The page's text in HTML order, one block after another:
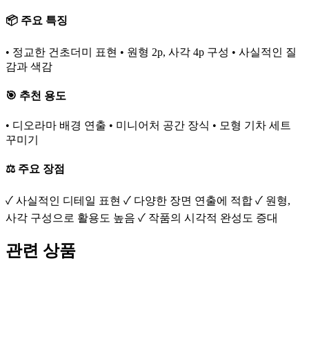
📦 주요 특징
• 정교한 건초더미 표현 • 원형 2p, 사각 4p 구성 • 사실적인 질
감과 색감
🎯 추천 용도
• 디오라마 배경 연출 • 미니어처 공간 장식 • 모형 기차 세트
꾸미기
⚖️ 주요 장점
✓ 사실적인 디테일 표현 ✓ 다양한 장면 연출에 적합 ✓ 원형,
사각 구성으로 활용도 높음 ✓ 작품의 시각적 완성도 증대
관련 상품